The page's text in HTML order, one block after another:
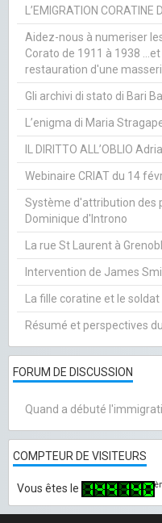
L’EMIGRATION CORATINE
Aidez-nous à numeriser
Corato de 1911 à 1938
restauration d'une
Gli archivi di stato di Bari
L’enigma di Maria
IL DIRITTO ALL’OBLIO
Webinaire CRIAT du 14
Système d'attribution des
Dominique d'Introno
La rue St Laurent à
Intervention de James
La fille coratine et le soldat
Résumé et perspectives
FORUM DE DISCUSSION
Quand a débuté
COMPTEUR DE VISITEURS
Vous êtes le